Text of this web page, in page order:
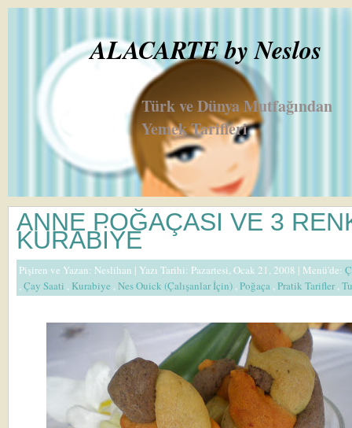
ALACARTE by Neslos
Türk ve Dünya Mutfağından
Yemek Tarifleri
ANNE POĞAÇASI VE 3
KURABİYE
Pişiren ve Yazan: Neslihan | Yazı Tarihi: Pazartesi, Ocak 21, 2008 | Menü'de:
,Çay Saati , Kurabiye ,Nes Ouick (Çalışanlar İçin) ,Poğaça ,Pratik Tarifler,